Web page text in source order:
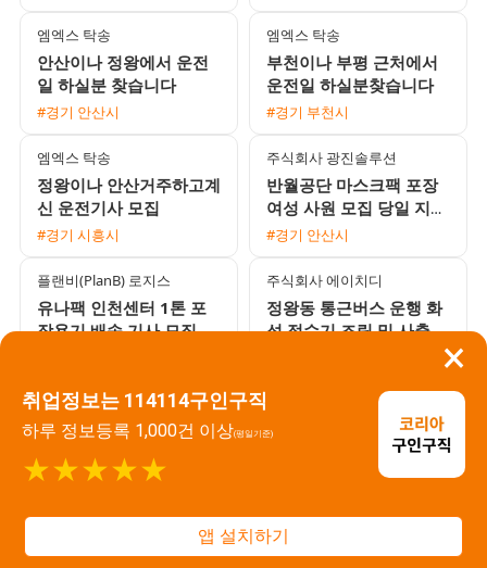
×
취업정보는 114114구인구직
하루 정보등록 1,000건 이상(평일기준)
★★★★★
앱 설치하기
엠엑스 탁송
안산이나 정왕에서 운전
일 하실분 찾습니다
#경기 안산시
엠엑스 탁송
부천이나 부평 근처에서
운전일 하실분찾습니다
#경기 부천시
엠엑스 탁송
정왕이나 안산거주하고계
신 운전기사 모집
#경기 시흥시
주식회사 광진솔루션
반월공단 마스크팩 포장
여성 사원 모집 당일 지급
및 통근버스 운행
#경기 안산시
플랜비(PlanB) 로지스
유나팩 인천센터 1톤 포
장용기 배송 기사 모집 평
주식회사 에이치디
정왕동 통근버스 운행 화
성 정수기 조립 및 사출
주식회사 마티아스
오산 가나티엠 여성 장기
상 및 검사 단순 작업 통
#경기 오산시
주식회사 에이치비솔루션
원창동 물류센터 주간 포
장 및 라벨 작업자 모집
일급 최대 200000원
초보 환영 의류 및 신발
주식회사 승우솔루션
아산 음봉 초보 환영 상여